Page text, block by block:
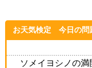
お天気検定 今日の問
ソメイヨシノの